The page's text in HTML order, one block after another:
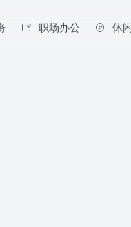
职场办公 休